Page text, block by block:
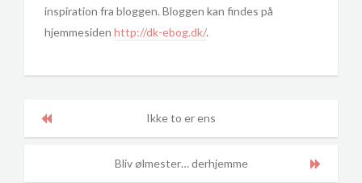
inspiration fra bloggen. Bloggen kan findes på
hjemmesiden http://dk-ebog.dk/.
Ikke to er ens
Bliv ølmester… derhjemme